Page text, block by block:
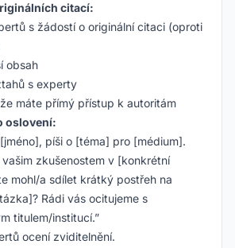
citací:
s žádostí o originální citaci (oproti
obsah
s experty
máte přímý přístup k autoritám
oslovení:
píši o [téma] pro [médium].
zkušenostem v [konkrétní
mohl/a sdílet krátký postřeh na
Rádi vás ocitujeme s
titulem/institucí.”
ocení zviditelnění.